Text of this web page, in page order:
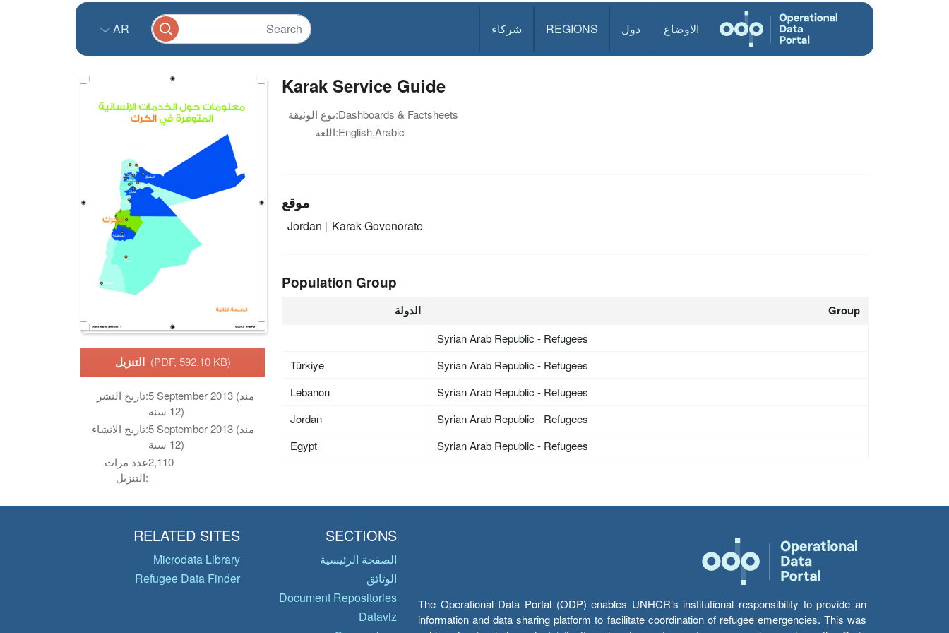
الاوضاع دول REGIONS شركاء AR
التنزيل (PDF, 592.10 KB)
تاريخ النشر:5 September 2013 (منذ
12 سنة)
تاريخ الانشاء:5 September 2013 (منذ
12 سنة)
عدد مرات
التنزيل:
2,110
Karak Service Guide
نوع الوثيقة:Dashboards & Factsheets
اللغة:English,Arabic
موقع
Jordan Karak Govenorate
Population Group
الدولة Group
Syrian Arab Republic - Refugees
Türkiye
Syrian Arab Republic - Refugees
Lebanon
Syrian Arab Republic - Refugees
Jordan
Syrian Arab Republic - Refugees
Egypt
Syrian Arab Republic - Refugees
The Operational Data Portal (ODP) enables UNHCR’s institutional responsibility to provide an
information and data sharing platform to facilitate coordination of refugee emergencies. This was
SECTIONS
الصفحة الرئيسية
الوثائق
Document Repositories
Dataviz
RELATED SITES
Microdata Library
Refugee Data Finder